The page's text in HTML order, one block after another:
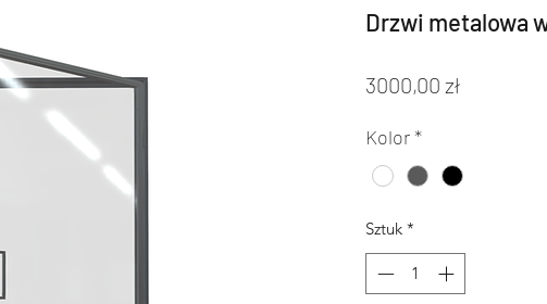
Drzwi metalowa
3000,00 złCena
Kolor*
Sztuk *